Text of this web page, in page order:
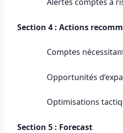
Section 4 : Actions
Comptes
Opportunités
Optimisations
Section 5 : Forecast